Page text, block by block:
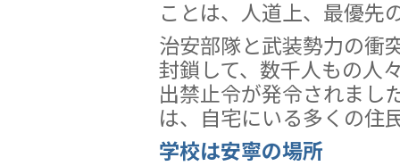
ことは、人道上、最優先
治安部隊と武装勢力の衝
封鎖して、数千人もの人
出禁止令が発令されまし
は、自宅にいる多くの住
学校は安寧の場所